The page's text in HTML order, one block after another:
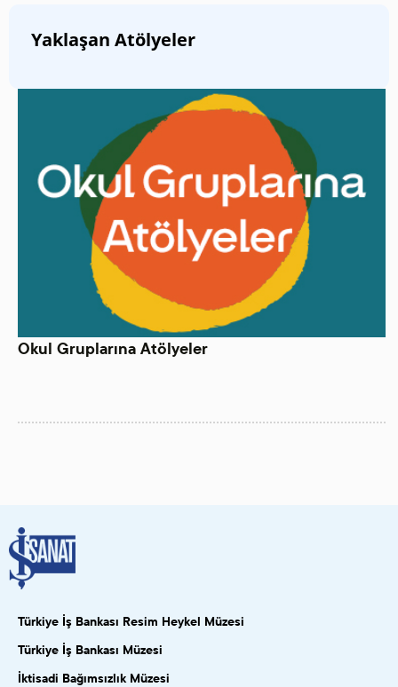
Yaklaşan Atölyeler
Okul Gruplarına Atölyeler
Türkiye İş Bankası Resim Heykel Müzesi
Türkiye İş Bankası Müzesi
İktisadi Bağımsızlık Müzesi